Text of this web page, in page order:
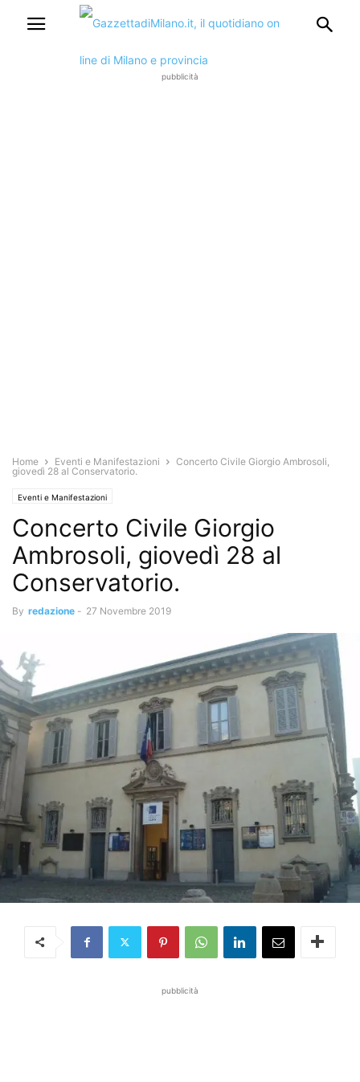
pubblicità
Home Eventi e Manifestazioni
Concerto Civile Giorgio Ambrosoli,
giovedì 28 al Conservatorio.
Eventi e Manifestazioni
Concerto Civile Giorgio
Ambrosoli, giovedì 28 al
Conservatorio.
By redazione - 27 Novembre 2019
pubblicità